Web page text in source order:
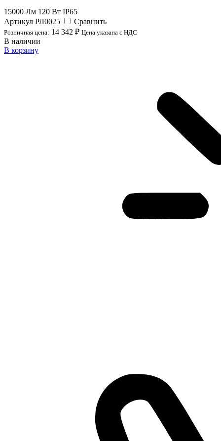
15000 Лм 120 Вт IP65
Артикул РЛ0025 Сравнить
Розничная цена: 14 342 ₽ Цена указана с НДС
В наличии
В корзину